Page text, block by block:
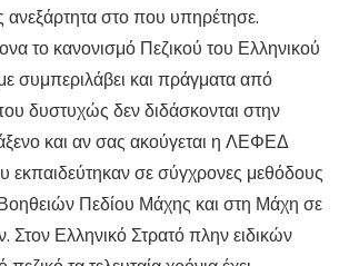
ανεξάρτητα στο που υπηρέτησε.
το κανονισμό Πεζικού του Ελληνικού
συμπεριλάβει και πράγματα από
δυστυχώς δεν διδάσκονται στην
και αν σας ακούγεται η ΛΕΦΕΔ
εκπαιδεύτηκαν σε σύγχρονες μεθόδους
Πεδίου Μάχης και στη Μάχη σε
Στον Ελληνικό Στρατό πλην ειδικών